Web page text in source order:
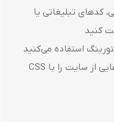
کدهای تبلیغاتی یا
کنید
استفاده می‌کنید
زمانی که می‌خواهید ظاهر بخش‌هایی از سایت را با CSS